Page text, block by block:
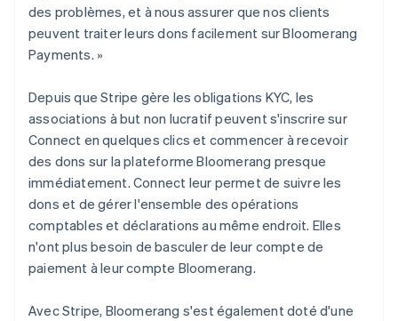
des problèmes, et à nous assurer que nos clients
peuvent traiter leurs dons facilement sur Bloomerang
Payments. »
Depuis que Stripe gère les obligations KYC, les
associations à but non lucratif peuvent s'inscrire sur
Connect en quelques clics et commencer à recevoir
des dons sur la plateforme Bloomerang presque
immédiatement. Connect leur permet de suivre les
dons et de gérer l'ensemble des opérations
comptables et déclarations au même endroit. Elles
n'ont plus besoin de basculer de leur compte de
paiement à leur compte Bloomerang.
Avec Stripe, Bloomerang s'est également doté d'une